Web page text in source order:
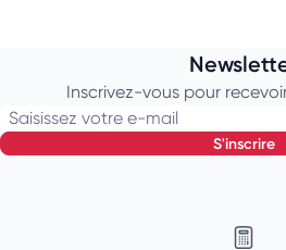
Inscrivez-vous pour
Saisissez votre e-mail
s'inscrire